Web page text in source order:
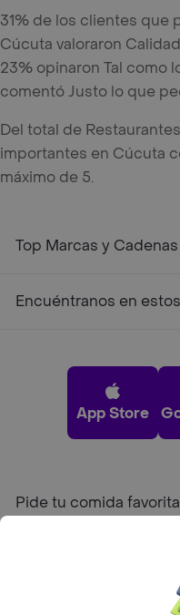
31% de los clientes que
Cúcuta valoraron
23% opinaron Tal como
comentó Justo lo que
Del total de
importantes en Cúcuta
máximo de 5.
Top Marcas y
Encuéntranos en
App Store
Pide tu comida